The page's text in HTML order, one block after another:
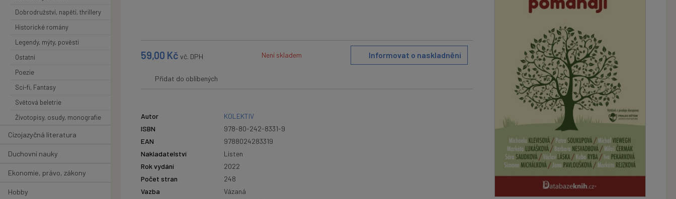
Dobrodružství, napětí, thrillery
Historické romány
Legendy, mýty, pověsti
Ostatní
Poezie
Sci-fi, Fantasy
Světová beletrie
Životopisy, osudy, monografie
Cizojazyčná literatura
Duchovní nauky
Ekonomie, právo, zákony
Hobby
59,00 Kč vč. DPH Není skladem Informovat o naskladnění
Přidat do oblíbených
Autor
KOLEKTIV
ISBN
978-80-242-8331-9
EAN
9788024283319
Nakladatelství
Listen
Rok vydání
2022
Počet stran
248
Vazba
Vázaná